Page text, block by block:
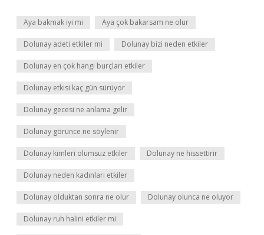
Aya bakmak iyi mi Aya çok bakarsam ne olur
Dolunay adeti etkiler mi Dolunay bizi neden etkiler
Dolunay en çok hangi burçları etkiler
Dolunay etkisi kaç gün sürüyor
Dolunay gecesi ne anlama gelir
Dolunay görünce ne söylenir
Dolunay kimleri olumsuz etkiler Dolunay ne hissettirir
Dolunay neden kadınları etkiler
Dolunay olduktan sonra ne olur Dolunay olunca ne oluyor
Dolunay ruh halini etkiler mi